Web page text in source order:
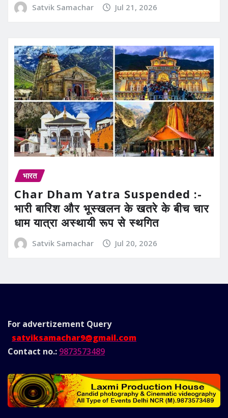
Satvik Samachar Jul 21, 2026
भारत
Char Dham Yatra Suspended :-
भारी बारिश और भूस्खलन के खतरे के बीच चार
धाम यात्रा अस्थायी रूप से स्थगित
Satvik Samachar Jul 20, 2026
For advertizement Query
satviksamachar9@gmail.com
Contact no.: 9873573489